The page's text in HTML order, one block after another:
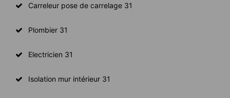
Carreleur pose de carrelage 31
Plombier 31
Electricien 31
Isolation mur intérieur 31